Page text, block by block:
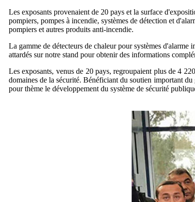
Les exposants provenaient de 20 pays et la surface
pompiers, pompes à incendie, systèmes de détection et
pompiers et autres produits anti-incendie.
La gamme de détecteurs de chaleur pour systèmes
attardés sur notre stand pour obtenir des informations
Les exposants, venus de 20 pays, regroupaient plus de 4
domaines de la sécurité. Bénéficiant du soutien important
pour thème le développement du système de sécurité